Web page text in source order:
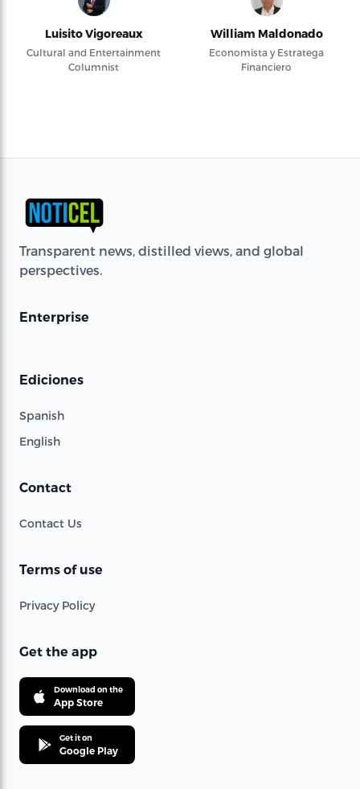
Luisito Vigoreaux
Cultural and Entertainment
Columnist
William Maldonado
Economista y Estratega
Financiero
Transparent news, distilled views, and global
perspectives.
Enterprise
Ediciones
Spanish
English
Contact
Contact Us
Terms of use
Privacy Policy
Get the app
Download on the
App Store
Get it on
Google Play